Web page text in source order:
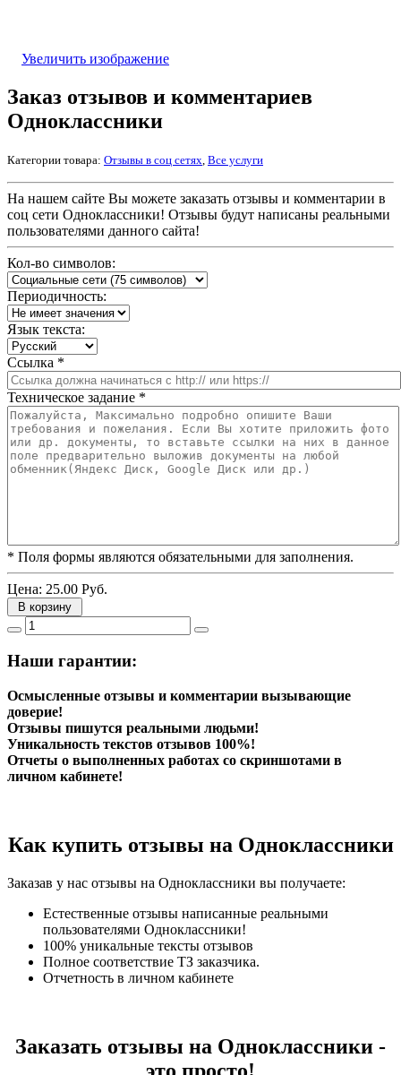
Увеличить изображение
Заказ отзывов и комментариев
Одноклассники
Категории товара: Отзывы в соц сетях Все услуги
На нашем сайте Вы можете заказать отзывы и комментарии в
соц сети Одноклассники! Отзывы будут написаны реальными
пользователями данного сайта!
Кол-во символов:
Периодичность:
Язык текста:
Ссылка *
Техническое задание *
* Поля формы являются обязательными для заполнения.
Цена: 25.00 Руб.
В корзину
Наши гарантии:
Осмысленные отзывы и комментарии вызывающие
доверие!
Отзывы пишутся реальными людьми!
Уникальность текстов отзывов 100%!
Отчеты о выполненных работах со скриншотами в
личном кабинете!
Как купить отзывы на Одноклассники
Заказав у нас отзывы на Одноклассники вы получаете:
Естественные отзывы написанные реальными
пользователями Одноклассники!
100% уникальные тексты отзывов
Полное соответствие ТЗ заказчика.
Отчетность в личном кабинете
Заказать отзывы на Одноклассники -
это просто!